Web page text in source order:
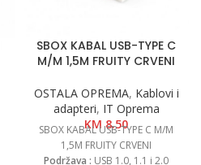
SBOX KABAL USB-TYPE C
M/M 1,5M FRUITY CRVENI
OSTALA OPREMA, Kablovi i
adapteri, IT Oprema
KM 8.50
SBOX KABAL USB-TYPE C M/M
1,5M FRUITY CRVENI
Podržava : USB 1.0, 1.1 i 2.0